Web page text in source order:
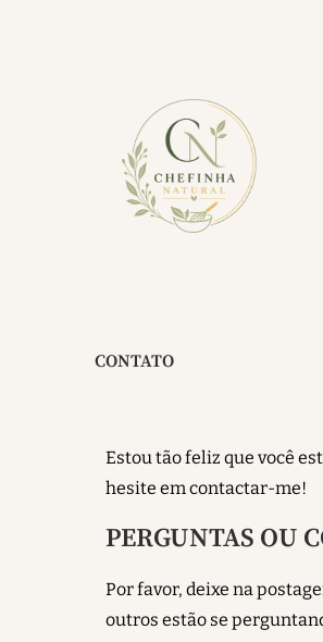
CONTATO
Estou tão feliz que você
hesite em contactar-me!
PERGUNTAS OU
Por favor, deixe na
outros estão se